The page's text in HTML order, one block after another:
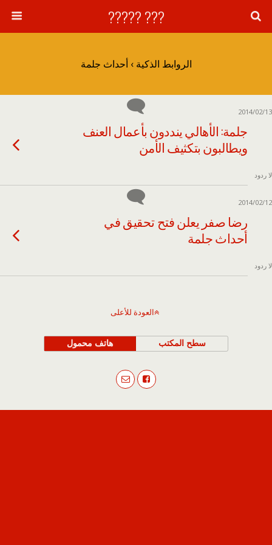
??? ?????
الروابط الذكية › أحداث جلمة
2014/02/13
جلمة: الأهالي ينددون بأعمال العنف
ويطالبون بتكثيف الأمن
لا ردود
2014/02/12
رضا صفر يعلن فتح تحقيق في
أحداث جلمة
لا ردود
العودة للأعلى
هاتف محمول سطح المكتب